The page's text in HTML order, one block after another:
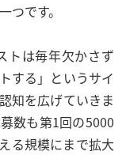
つです。
トは毎年欠かさず
する」というサイ
知を広げていきま
数も第1回の5000
る規模にまで拡大